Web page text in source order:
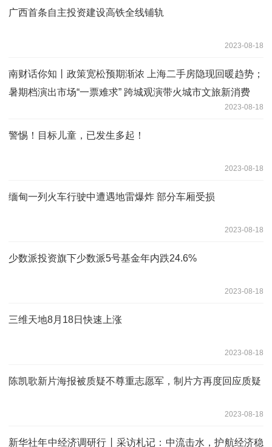
广西首条自主投资建设高铁全线铺轨
2023-08-18
南财话你知丨政策宽松预期渐浓 上海二手房隐现回暖趋势；
暑期档演出市场“一票难求” 跨城观演带火城市文旅新消费
2023-08-18
警惕！目标儿童，已发生多起！
2023-08-18
缅甸一列火车行驶中遭遇地雷爆炸 部分车厢受损
2023-08-18
少数派投资旗下少数派5号基金年内跌24.6%
2023-08-18
三维天地8月18日快速上涨
2023-08-18
陈凯歌新片海报被质疑不尊重志愿军，制片方再度回应质疑
2023-08-18
新华社年中经济调研行丨采访札记：中流击水，护航经济稳